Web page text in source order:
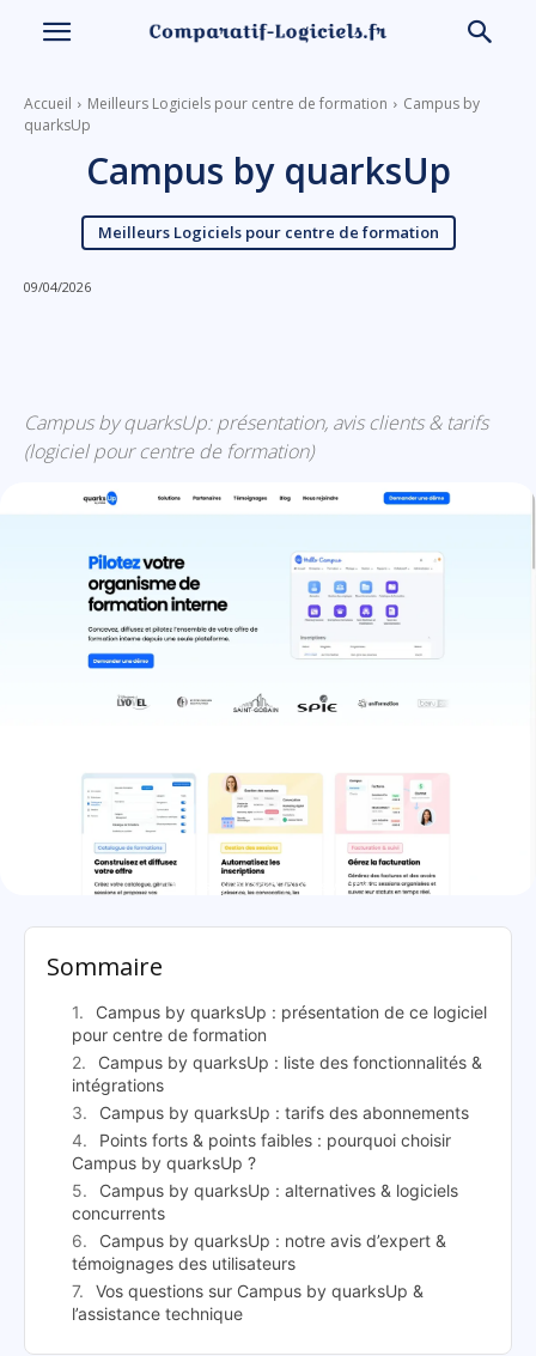
Accueil Meilleurs Logiciels pour centre de formation
Campus by
quarksUp
Campus by quarksUp
Meilleurs Logiciels pour centre de formation
09/04/2026
Campus by quarksUp: présentation, avis clients & tarifs
(logiciel pour centre de formation)
Campus by quarksUp: présentation
Sommaire
Campus by quarksUp : présentation de ce logiciel
pour centre de formation
Campus by quarksUp : liste des fonctionnalités &
intégrations
Campus by quarksUp : tarifs des abonnements
Points forts & points faibles : pourquoi choisir
Campus by quarksUp ?
Campus by quarksUp : alternatives & logiciels
concurrents
Campus by quarksUp : notre avis d’expert &
témoignages des utilisateurs
Vos questions sur Campus by quarksUp &
l’assistance technique